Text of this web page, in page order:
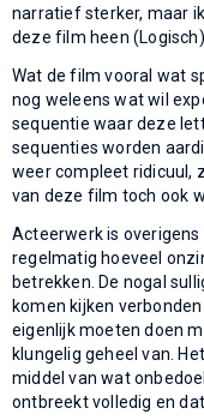
narratief sterker, maar
deze film heen (Logisch).
Wat de film vooral wat
nog weleens wat wil
sequentie waar deze
sequenties worden
weer compleet ridicuul,
van deze film toch ook
Acteerwerk is
regelmatig hoeveel
betrekken. De nogal
komen kijken
eigenlijk moeten doen
klungelig geheel van.
middel van wat
ontbreekt volledig en